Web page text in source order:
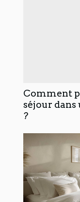
Comment
séjour dans
?